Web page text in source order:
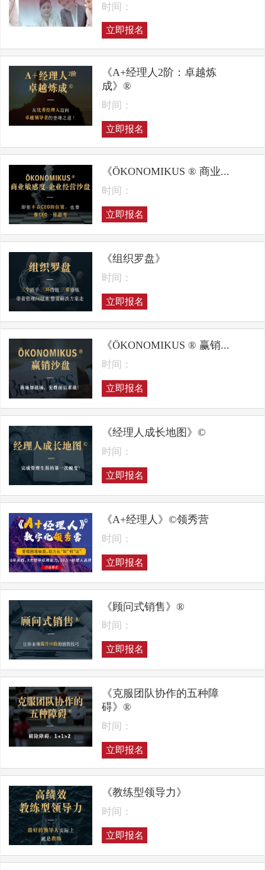
时间：
立即报名
《A+经理人2阶：卓越炼
成》®
时间：
立即报名
《ÖKONOMIKUS ® 商业...
时间：
立即报名
《组织罗盘》
时间：
立即报名
《ÖKONOMIKUS ® 赢销...
时间：
立即报名
《经理人成长地图》©
时间：
立即报名
《A+经理人》©领秀营
时间：
立即报名
《顾问式销售》®
时间：
立即报名
《克服团队协作的五种障
碍》®
时间：
立即报名
《教练型领导力》
时间：
立即报名